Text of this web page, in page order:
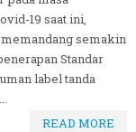
19 saat ini,
semakin
Standar
label tanda
READ MORE